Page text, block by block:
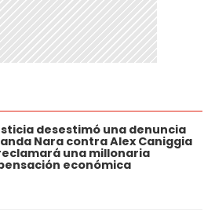
desestimó una denuncia
Nara contra Alex Caniggia
una millonaria
económica